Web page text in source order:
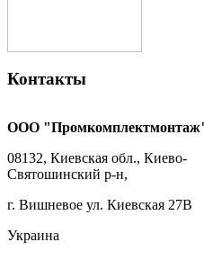
Контакты
ООО
08132, Киевская обл., Киево-
Святошинский р-н,
г. Вишневое ул. Киевская 27В
Украина